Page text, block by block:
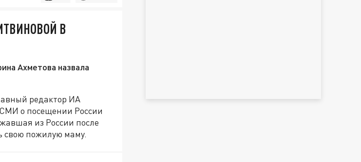
В
Ахметова назвала
редактор ИА
о посещении России
из России после
свою пожилую маму.